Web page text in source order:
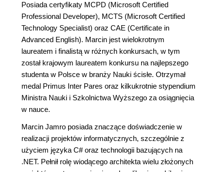
Posiada certyfikaty MCPD (Microsoft Certified
Professional Developer), MCTS (Microsoft Certified
Technology Specialist) oraz CAE (Certificate in
Advanced English). Marcin jest wielokrotnym
laureatem i finalistą w różnych konkursach, w tym
został krajowym laureatem konkursu na najlepszego
studenta w Polsce w branży Nauki ścisłe. Otrzymał
medal Primus Inter Pares oraz kilkukrotnie stypendium
Ministra Nauki i Szkolnictwa Wyższego za osiągnięcia
w nauce.
Marcin Jamro posiada znaczące doświadczenie w
realizacji projektów informatycznych, szczególnie z
użyciem języka C# oraz technologii bazujących na
.NET. Pełnił rolę wiodącego architekta wielu złożonych